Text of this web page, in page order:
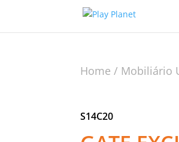
Home / Mobiliário
S14C20